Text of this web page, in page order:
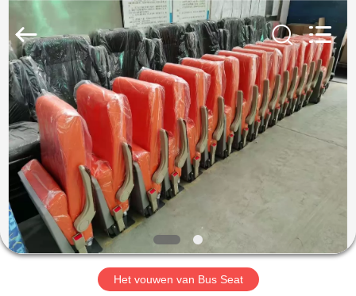
HUIS
PRODUCTEN
ONGEVEER
ONS
FABRIEKSREIS
Precision
Co.,
Ltd..
Rights
Reserved.
Het vouwen van Bus Seat